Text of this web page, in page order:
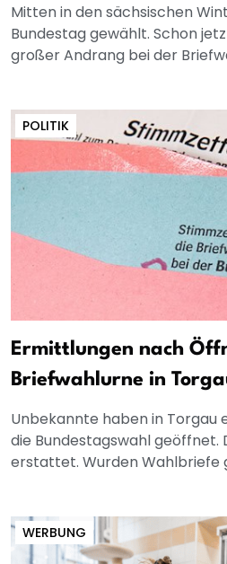
Mitten in den sächsischen
Bundestag gewählt. Schon
großer Andrang bei der
POLITIK
Ermittlungen nach
Briefwahlurne in
Unbekannte haben in Torgau
die Bundestagswahl geöffnet.
erstattet. Wurden Wahlbriefe
WERBUNG